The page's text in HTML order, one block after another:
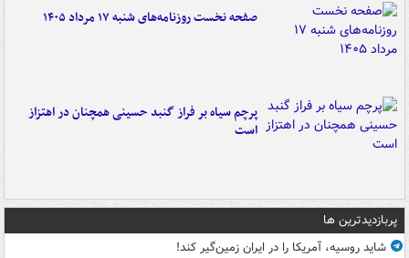
صفحه نخست روزنامه‌های شنبه ۱۷ مرداد ۱۴۰۵
پرچم سیاه بر فراز گنبد حسینی همچنان در اهتزاز
است
پربازدیدترین ها
شاید روسیه، آمریکا را در ایران زمین‌گیر کند!